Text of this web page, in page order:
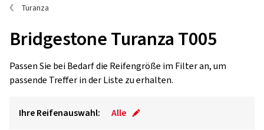
Turanza
Bridgestone Turanza T005
Passen Sie bei Bedarf die Reifengröße im Filter an, um
passende Treffer in der Liste zu erhalten.
Ihre Reifenauswahl: Alle